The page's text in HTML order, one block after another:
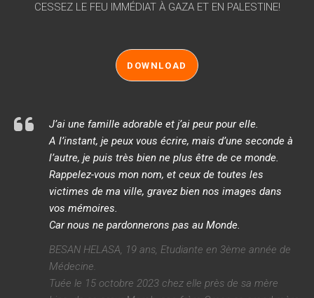
CESSEZ LE FEU IMMÉDIAT À GAZA ET EN PALESTINE!
DOWNLOAD
J’ai une famille adorable et j’ai peur pour elle.
A l’instant, je peux vous écrire, mais d’une seconde à
l’autre, je puis très bien ne plus être de ce monde.
Rappelez-vous mon nom, et ceux de toutes les
victimes de ma ville, gravez bien nos images dans
vos mémoires.
Car nous ne pardonnerons pas au Monde.
BESAN HELASA, 19 ans, Etudiante en 3ème année de
Médecine.
Tuée le 15 octobre 2023 chez elle près de sa mère